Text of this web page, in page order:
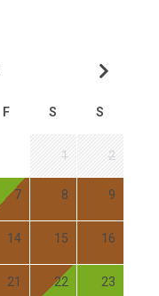
F S S
1 2
7 8 9
14 15 16
21 22 23